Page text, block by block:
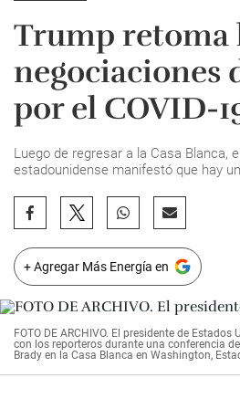
Trump retoma
negociaciones
por el COVID-
Luego de regresar a la Casa Blanca,
estadounidense manifestó que hay
+ Agregar Más Energía en
FOTO DE ARCHIVO. El presidente de
con los reporteros durante una conferencia
Brady en la Casa Blanca en Washington,